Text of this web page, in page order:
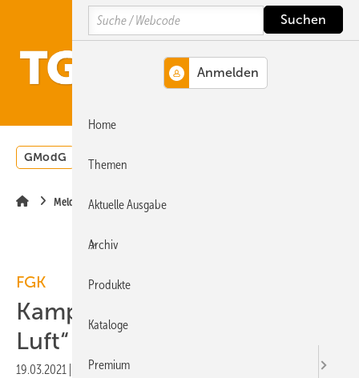
Hauptinhalt
Hauptmenü
SiteSearch
GModG Wärmepumpe
Meldungen
FGK
Kampagne „Lebensmittel
Luft“ gestartet
19.03.2021 Druckvorschau
Search
Home
Themen
Aktuelle Ausgabe
Archiv
Produkte
Kataloge
Premium